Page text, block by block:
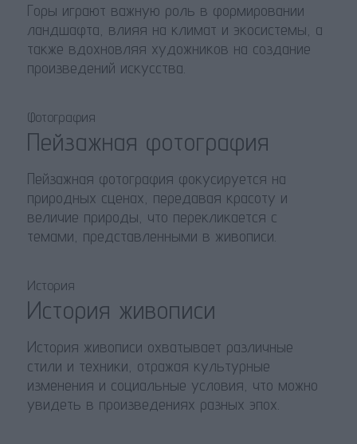
Горы играют важную роль в формировании
ландшафта, влияя на климат и экосистемы, а
также вдохновляя художников на создание
произведений искусства.
Фотография
Пейзажная фотография
Пейзажная фотография фокусируется на
природных сценах, передавая красоту и
величие природы, что перекликается с
темами, представленными в живописи.
История
История живописи
История живописи охватывает различные
стили и техники, отражая культурные
изменения и социальные условия, что можно
увидеть в произведениях разных эпох.